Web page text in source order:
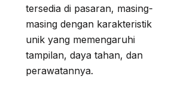
tersedia di pasaran, masing-
masing dengan karakteristik
unik yang memengaruhi
tampilan, daya tahan, dan
perawatannya.